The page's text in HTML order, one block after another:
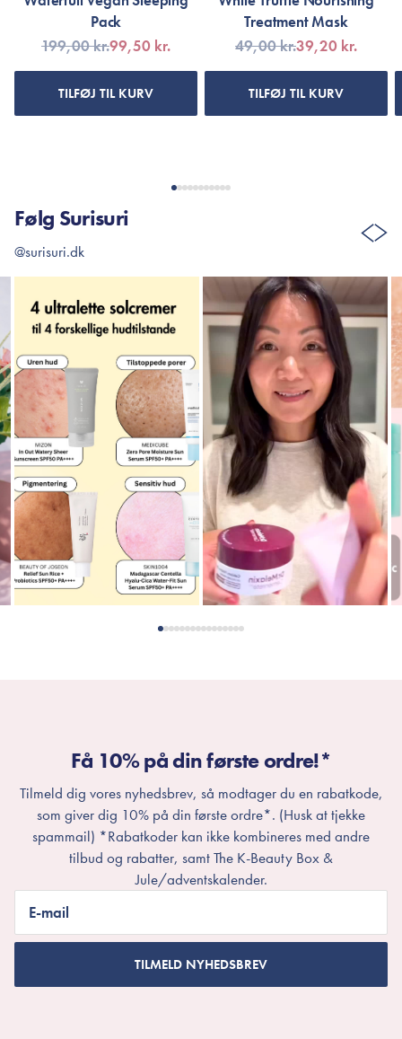
Pack
199,00 kr.99,50 kr.
TILFØJ TIL KURV
Treatment Mask
49,00 kr.39,20 kr.
TILFØJ TIL KURV
Følg Surisuri
@surisuri.dk
Få 10% på din første ordre!*
Tilmeld dig vores nyhedsbrev, så modtager du en rabatkode,
som giver dig 10% på din første ordre*. (Husk at tjekke
spammail) *Rabatkoder kan ikke kombineres med andre
tilbud og rabatter, samt The K-Beauty Box &
Jule/adventskalender.
E-mail
TILMELD NYHEDSBREV